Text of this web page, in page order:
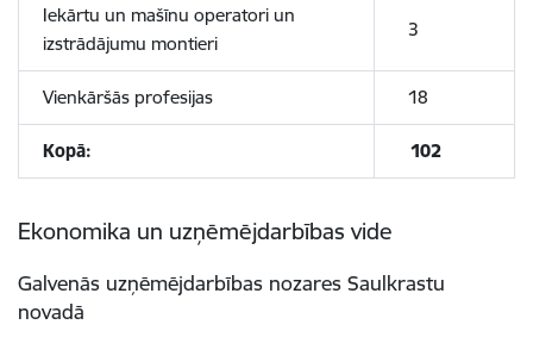
Iekārtu un mašīnu operatori un
izstrādājumu montieri
3
Vienkāršās profesijas 18
Kopā: 102
Ekonomika un uzņēmējdarbības vide
Galvenās uzņēmējdarbības nozares Saulkrastu
novadā